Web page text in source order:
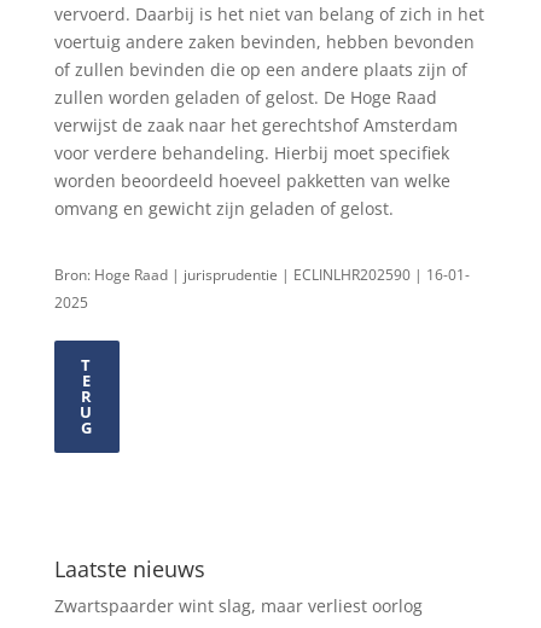
vervoerd. Daarbij is het niet van belang of zich in het
voertuig andere zaken bevinden, hebben bevonden
of zullen bevinden die op een andere plaats zijn of
zullen worden geladen of gelost. De Hoge Raad
verwijst de zaak naar het gerechtshof Amsterdam
voor verdere behandeling. Hierbij moet specifiek
worden beoordeeld hoeveel pakketten van welke
omvang en gewicht zijn geladen of gelost.
Bron: Hoge Raad | jurisprudentie | ECLINLHR202590 | 16-01-
2025
T
E
R
U
G
Laatste nieuws
Zwartspaarder wint slag, maar verliest oorlog